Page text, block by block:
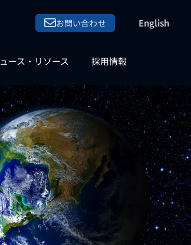
お問い合わせ English
ース・リソース 採用情報